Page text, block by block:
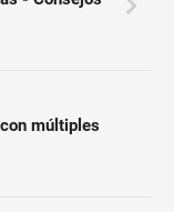
múltiples